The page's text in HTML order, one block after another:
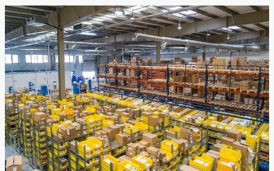
杆
易
金
破
解
资
金
周
转
难
题
转
型
升
级
医
美
赛
道：
库
存